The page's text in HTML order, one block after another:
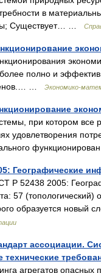
в
Существует… …
полно и
…
Экономико-
при котором
удовлетворения
Географические
Р 52438 2005:
57
образуется
ассоциации.
агрегатов опасных